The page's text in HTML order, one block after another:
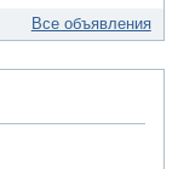
Все объявления